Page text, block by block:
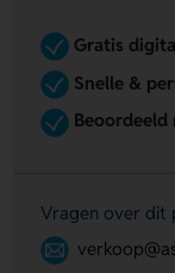
Gratis
Snelle &
Beoordeeld
Vragen over dit